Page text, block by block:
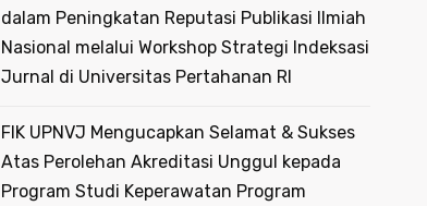
dalam Peningkatan Reputasi Publikasi Ilmiah
Nasional melalui Workshop Strategi Indeksasi
Jurnal di Universitas Pertahanan RI
FIK UPNVJ Mengucapkan Selamat & Sukses
Atas Perolehan Akreditasi Unggul kepada
Program Studi Keperawatan Program